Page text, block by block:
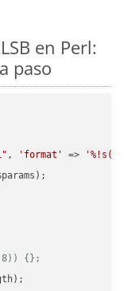
en Perl:
paso
, 'format' =>
8)) {};